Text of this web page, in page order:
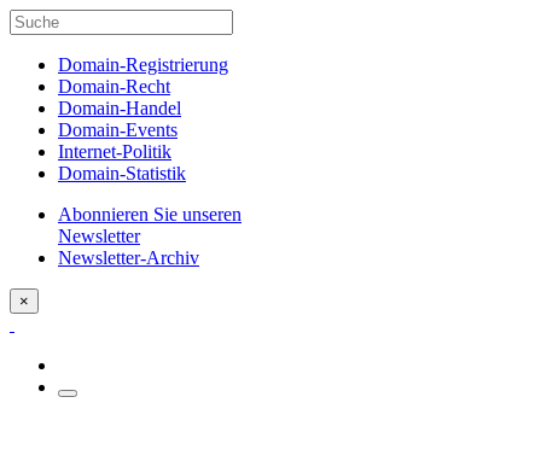
Domain-Registrierung
Domain-Recht
Domain-Handel
Domain-Events
Internet-Politik
Domain-Statistik
Abonnieren Sie unseren
Newsletter
Newsletter-Archiv
×